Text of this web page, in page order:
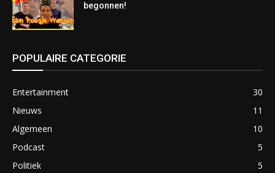
begonnen!
POPULAIRE CATEGORIE
Entertainment
30
Nieuws
11
Algemeen
10
Podcast
5
Politiek
5